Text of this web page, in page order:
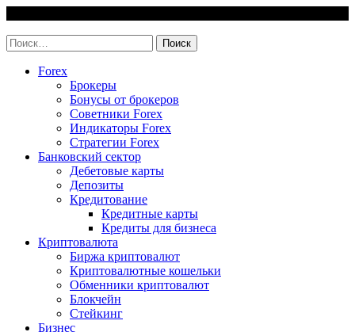
content
Найти:
Forex
Брокеры
Бонусы от брокеров
Советники Forex
Индикаторы Forex
Стратегии Forex
Банковский сектор
Дебетовые карты
Депозиты
Кредитование
Кредитные карты
Кредиты для бизнеса
Криптовалюта
Биржа криптовалют
Криптовалютные кошельки
Обменники криптовалют
Блокчейн
Стейкинг
Бизнес